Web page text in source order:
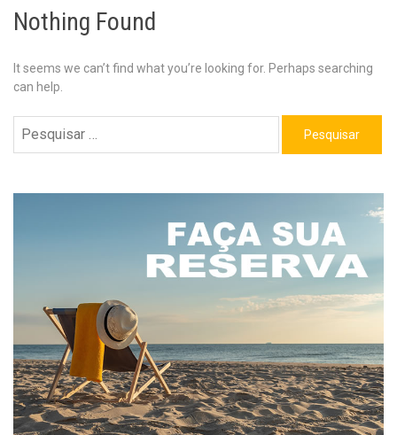
Nothing Found
It seems we can’t find what you’re looking for. Perhaps searching
can help.
por: